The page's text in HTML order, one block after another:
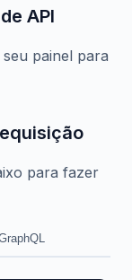
API
painel para
para fazer